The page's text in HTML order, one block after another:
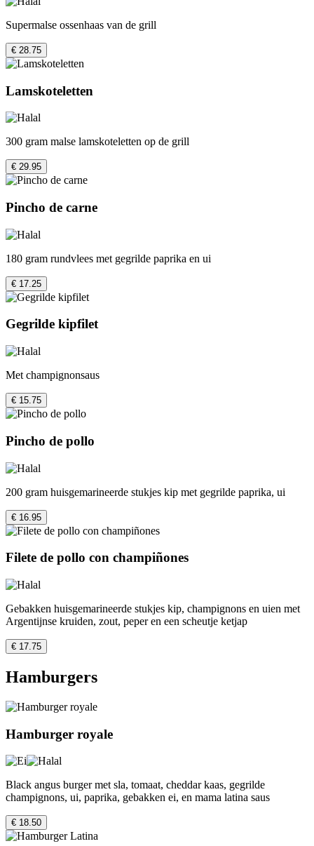
Supermalse ossenhaas van de grill
€ 28.75
Lamskoteletten
300 gram malse lamskoteletten op de grill
€ 29.95
Pincho de carne
180 gram rundvlees met gegrilde paprika en ui
€ 17.25
Gegrilde kipfilet
Met champignonsaus
€ 15.75
Pincho de pollo
200 gram huisgemarineerde stukjes kip met gegrilde paprika, ui
€ 16.95
Filete de pollo con champiñones
Gebakken huisgemarineerde stukjes kip, champignons en uien met
Argentijnse kruiden, zout, peper en een scheutje ketjap
€ 17.75
Hamburgers
Hamburger royale
Black angus burger met sla, tomaat, cheddar kaas, gegrilde
champignons, ui, paprika, gebakken ei, en mama latina saus
€ 18.50